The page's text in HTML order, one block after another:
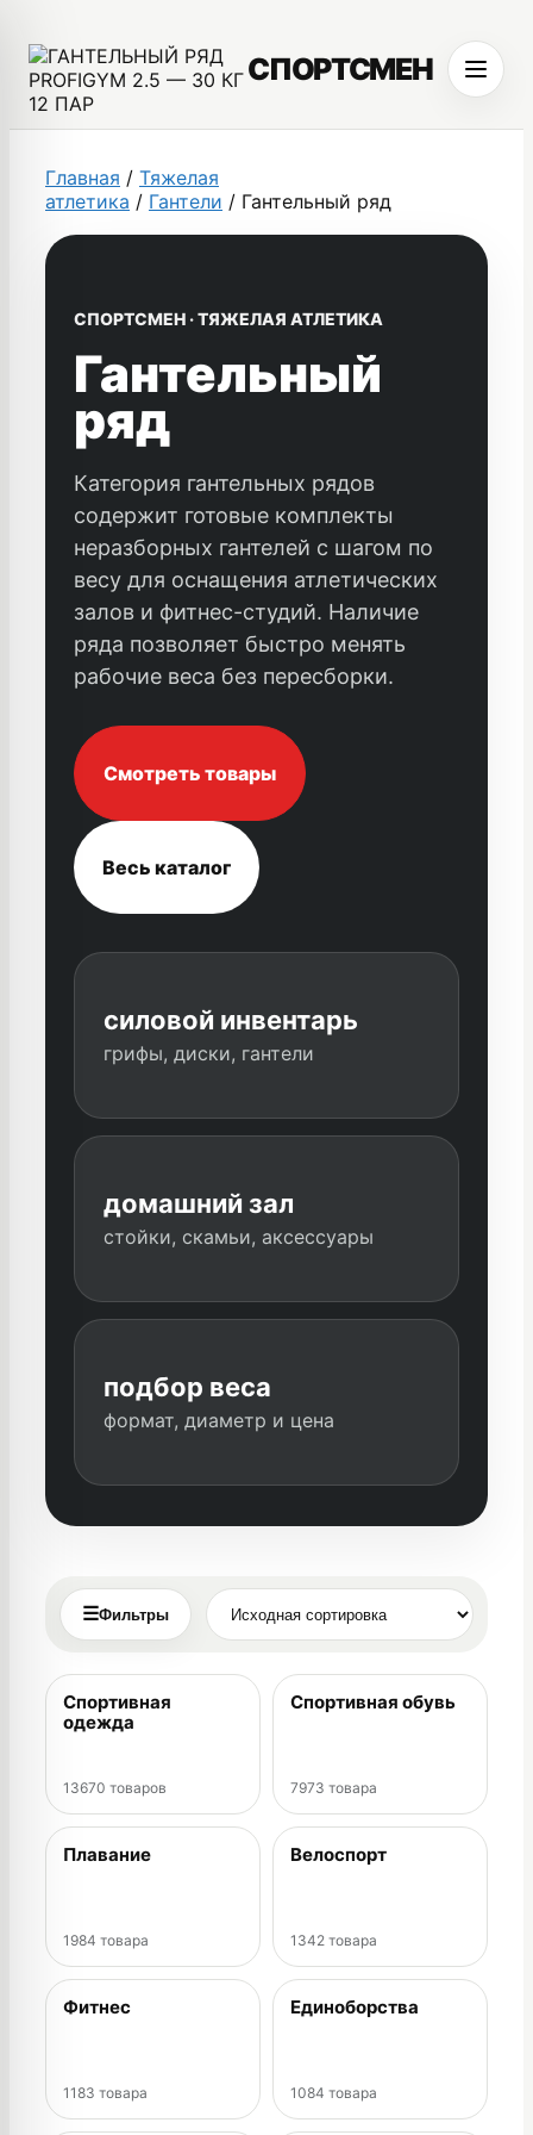
содержимому
СПОРТСМЕН Меню
Главная / Тяжелая
атлетика / Гантели / Гантельный ряд
СПОРТСМЕН · ТЯЖЕЛАЯ АТЛЕТИКА
Гантельный
ряд
Категория гантельных рядов
содержит готовые комплекты
неразборных гантелей с шагом по
весу для оснащения атлетических
залов и фитнес-студий. Наличие
ряда позволяет быстро менять
рабочие веса без пересборки.
Смотреть товары
Весь каталог
силовой инвентарь
грифы, диски, гантели
домашний зал
стойки, скамьи, аксессуары
подбор веса
формат, диаметр и цена
☰Фильтры
Спортивная
одежда
13670 товаров
Спортивная обувь
7973 товара
Плавание
1984 товара
Велоспорт
1342 товара
Фитнес
1183 товара
Единоборства
1084 товара